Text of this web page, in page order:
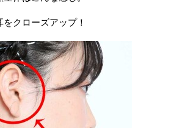
をクローズアップ！